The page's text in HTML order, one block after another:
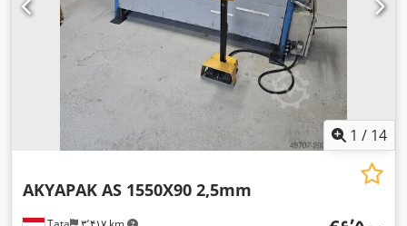
1 / 14
AKYAPAK AS 1550X90 2,5mm